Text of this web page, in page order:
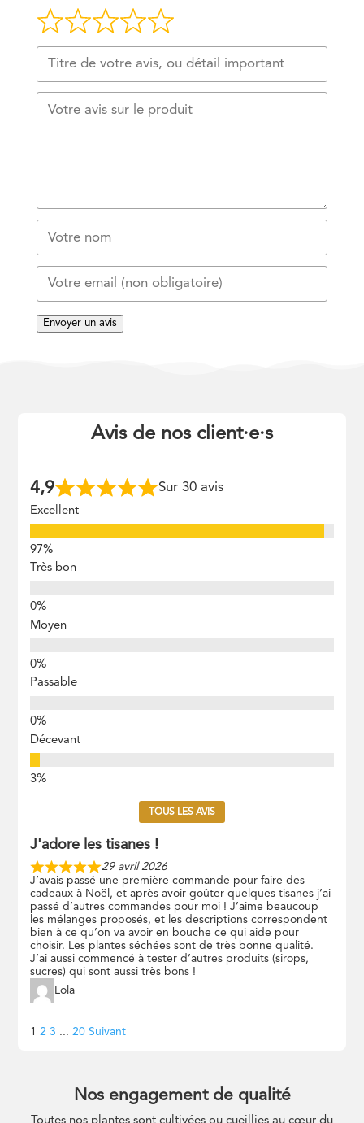
Envoyer un avis
Avis de nos client·e·s
4,9 Sur 30 avis
Excellent
Très bon
Moyen
Passable
Décevant
TOUS LES AVIS
J'adore les tisanes !
29 avril 2026
J’avais passé une première commande pour faire des
cadeaux à Noël, et après avoir goûter quelques tisanes j’ai
passé d’autres commandes pour moi ! J’aime beaucoup
les mélanges proposés, et les descriptions correspondent
bien à ce qu’on va avoir en bouche ce qui aide pour
choisir. Les plantes séchées sont de très bonne qualité.
J’ai aussi commencé à tester d’autres produits (sirops,
sucres) qui sont aussi très bons !
Lola
Navigation
Page
1 Page
2 Page
3 ... Page
20 Suivant
Nos engagement de qualité